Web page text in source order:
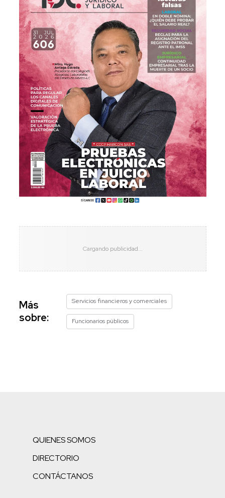
Más
sobre:
Servicios financieros y comerciales
Funcionarios públicos
QUIENES SOMOS
DIRECTORIO
CONTÁCTANOS